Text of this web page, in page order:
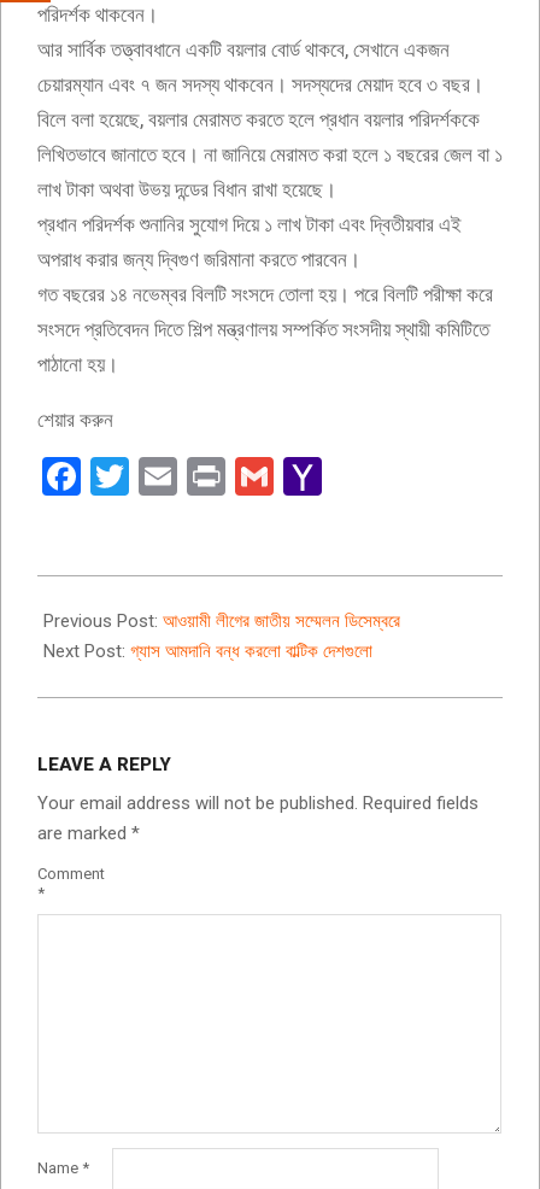
পরিদর্শক থাকবেন।
আর সার্বিক তত্ত্বাবধানে একটি বয়লার বোর্ড থাকবে, সেখানে একজন
চেয়ারম্যান এবং ৭ জন সদস্য থাকবেন। সদস্যদের মেয়াদ হবে ৩ বছর।
বিলে বলা হয়েছে, বয়লার মেরামত করতে হলে প্রধান বয়লার পরিদর্শককে
লিখিতভাবে জানাতে হবে। না জানিয়ে মেরামত করা হলে ১ বছরের জেল বা ১
লাখ টাকা অথবা উভয় দন্ডের বিধান রাখা হয়েছে।
প্রধান পরিদর্শক শুনানির সুযোগ দিয়ে ১ লাখ টাকা এবং দ্বিতীয়বার এই
অপরাধ করার জন্য দ্বিগুণ জরিমানা করতে পারবেন।
গত বছরের ১৪ নভেম্বর বিলটি সংসদে তোলা হয়। পরে বিলটি পরীক্ষা করে
সংসদে প্রতিবেদন দিতে শিল্প মন্ত্রণালয় সম্পর্কিত সংসদীয় স্থায়ী কমিটিতে
পাঠানো হয়।
শেয়ার করুন
Facebook
Twitter
EmailPrintGmail
04-
03
Previous Post: আওয়ামী লীগের জাতীয় সম্মেলন ডিসেম্বরে
Next Post: গ্যাস আমদানি বন্ধ করলো বাল্টিক দেশগুলো
LEAVE A REPLY
Your email address will not be published. Required fields
are marked *
Comment
*
Name *